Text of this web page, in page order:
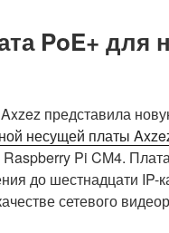
PoE+ для
представила
несущей платы
Raspberry Pi CM4.
до шестнадцати IP-
сетевого